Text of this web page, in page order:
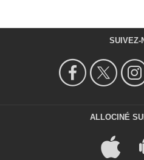
SUIVEZ-
ALLOCINÉ